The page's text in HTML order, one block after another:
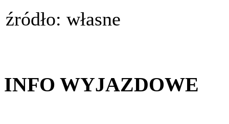
źródło: własne
INFO WYJAZDOWE